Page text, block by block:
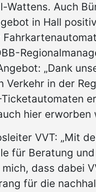
Wattens. Auch
in Hall
„Dank
Verkehr in der
hier erworben
VVT: „Mit
für Beratung
dass dabei
für die